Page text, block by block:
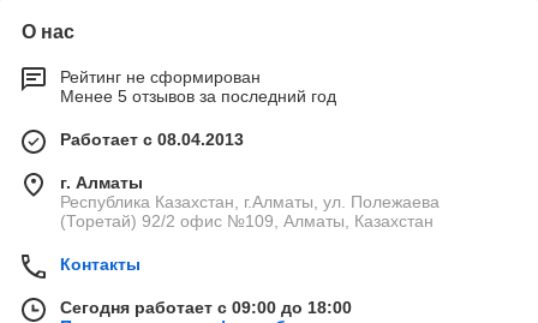
О нас
Рейтинг не сформирован
Менее 5 отзывов за последний год
Работает с 08.04.2013
г. Алматы
Республика Казахстан, г.Алматы, ул. Полежаева
(Торетай) 92/2 офис №109, Алматы, Казахстан
Контакты
Сегодня работает с 09:00 до 18:00